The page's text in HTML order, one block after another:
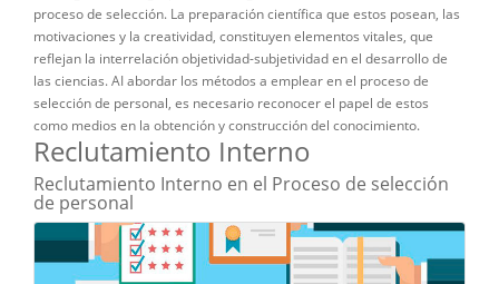
proceso de selección. La preparación científica que estos posean, las
motivaciones y la creatividad, constituyen elementos vitales, que
reflejan la interrelación objetividad-subjetividad en el desarrollo de
las ciencias. AI abordar los métodos a emplear en el proceso de
selección de personal, es necesario reconocer el papel de estos
como medios en la obtención y construcción del conocimiento.
Reclutamiento Interno
Reclutamiento Interno en el Proceso de selección
de personal